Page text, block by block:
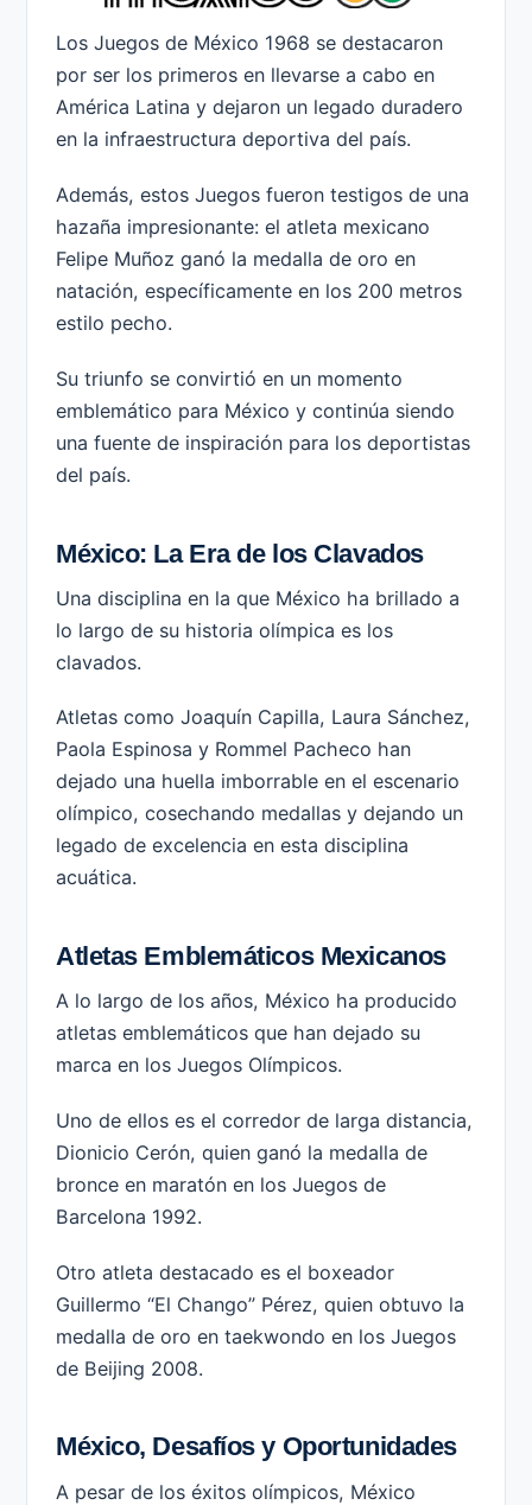
Los Juegos de México 1968 se destacaron
por ser los primeros en llevarse a cabo en
América Latina y dejaron un legado duradero
en la infraestructura deportiva del país.
Además, estos Juegos fueron testigos de una
hazaña impresionante: el atleta mexicano
Felipe Muñoz ganó la medalla de oro en
natación, específicamente en los 200 metros
estilo pecho.
Su triunfo se convirtió en un momento
emblemático para México y continúa siendo
una fuente de inspiración para los deportistas
del país.
México: La Era de los Clavados
Una disciplina en la que México ha brillado a
lo largo de su historia olímpica es los
clavados.
Atletas como Joaquín Capilla, Laura Sánchez,
Paola Espinosa y Rommel Pacheco han
dejado una huella imborrable en el escenario
olímpico, cosechando medallas y dejando un
legado de excelencia en esta disciplina
acuática.
Atletas Emblemáticos Mexicanos
A lo largo de los años, México ha producido
atletas emblemáticos que han dejado su
marca en los Juegos Olímpicos.
Uno de ellos es el corredor de larga distancia,
Dionicio Cerón, quien ganó la medalla de
bronce en maratón en los Juegos de
Barcelona 1992.
Otro atleta destacado es el boxeador
Guillermo “El Chango” Pérez, quien obtuvo la
medalla de oro en taekwondo en los Juegos
de Beijing 2008.
México, Desafíos y Oportunidades
A pesar de los éxitos olímpicos, México